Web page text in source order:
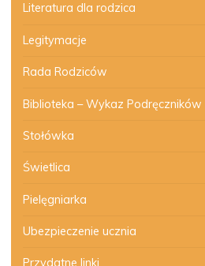
Literatura dla rodzica
Legitymacje
Rada Rodziców
Biblioteka – Wykaz Podręczników
Stołówka
Świetlica
Pielęgniarka
Ubezpieczenie ucznia